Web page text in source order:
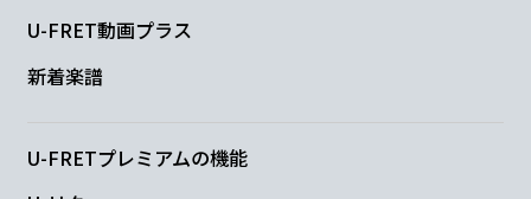
U-FRET動画プラス
新着楽譜
U-FRETプレミアムの機能